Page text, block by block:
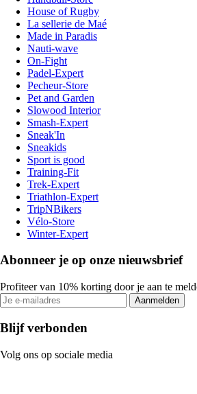
House of Rugby
La sellerie de Maé
Made in Paradis
Nauti-wave
On-Fight
Padel-Expert
Pecheur-Store
Pet and Garden
Slowood Interior
Smash-Expert
Sneak'In
Sneakids
Sport is good
Training-Fit
Trek-Expert
Triathlon-Expert
TripNBikers
Vélo-Store
Winter-Expert
Abonneer je op onze nieuwsbrief
Profiteer van 10% korting door je aan te
Aanmelden
Blijf verbonden
Volg ons op sociale media